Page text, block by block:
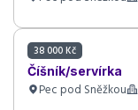
38 000 Kč
Číšník/servírka
Pec pod Sněžkou